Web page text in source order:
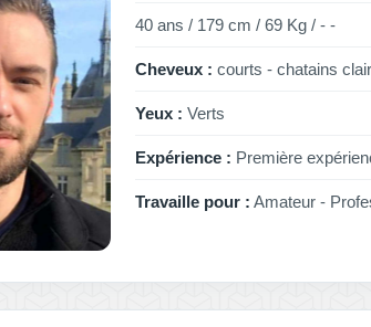
40 ans / 179 cm / 69 Kg / - -
Cheveux : courts - chatains
Yeux : Verts
Expérience : Première
Travaille pour : Amateur -